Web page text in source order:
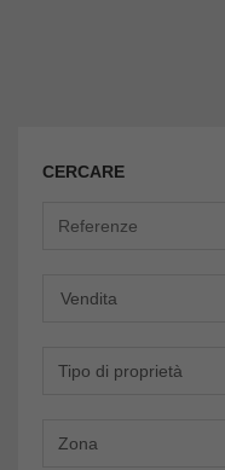
CERCARE
Tipo di proprietà
Zona